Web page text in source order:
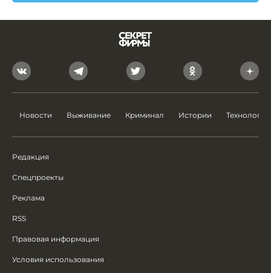
Новости Выживание Криминал Истории Технологии
Редакция
Спецпроекты
Реклама
RSS
Правовая информация
Условия использования